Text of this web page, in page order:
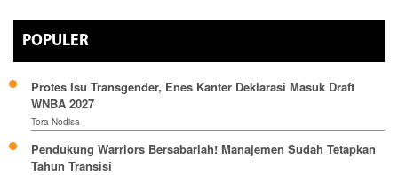
POPULER
Protes Isu Transgender, Enes Kanter Deklarasi Masuk Draft
WNBA 2027
Tora Nodisa
Pendukung Warriors Bersabarlah! Manajemen Sudah Tetapkan
Tahun Transisi